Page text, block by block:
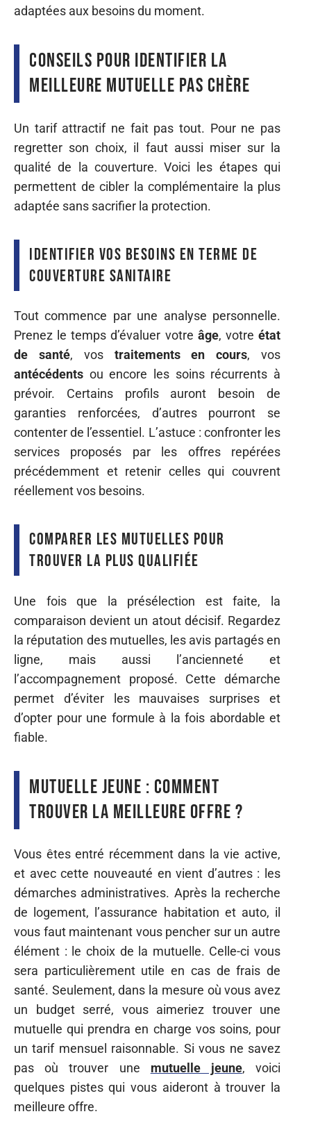
adaptées aux besoins du moment.
Conseils pour identifier la
meilleure mutuelle pas chère
Un tarif attractif ne fait pas tout. Pour ne pas
regretter son choix, il faut aussi miser sur la
qualité de la couverture. Voici les étapes qui
permettent de cibler la complémentaire la plus
adaptée sans sacrifier la protection.
Identifier vos besoins en terme de
couverture sanitaire
Tout commence par une analyse personnelle.
Prenez le temps d’évaluer votre âge, votreétat
de santé, vos traitements en cours, vos
antécédents ou encore les soins récurrents à
prévoir. Certains profils auront besoin de
garanties renforcées, d’autres pourront se
contenter de l’essentiel. L’astuce : confronter les
services proposés par les offres repérées
précédemment et retenir celles qui couvrent
réellement vos besoins.
Comparer les mutuelles pour
trouver la plus qualifiée
Une fois que la présélection est faite, la
comparaison devient un atout décisif. Regardez
la réputation des mutuelles, les avis partagés en
ligne, mais aussi l’ancienneté et
l’accompagnement proposé. Cette démarche
permet d’éviter les mauvaises surprises et
d’opter pour une formule à la fois abordable et
fiable.
Mutuelle jeune : comment
trouver la meilleure offre ?
Vous êtes entré récemment dans la vie active,
et avec cette nouveauté en vient d’autres : les
démarches administratives. Après la recherche
de logement, l’assurance habitation et auto, il
vous faut maintenant vous pencher sur un autre
élément : le choix de la mutuelle. Celle-ci vous
sera particulièrement utile en cas de frais de
santé. Seulement, dans la mesure où vous avez
un budget serré, vous aimeriez trouver une
mutuelle qui prendra en charge vos soins, pour
un tarif mensuel raisonnable. Si vous ne savez
pas où trouver une mutuelle jeune, voici
quelques pistes qui vous aideront à trouver la
meilleure offre.